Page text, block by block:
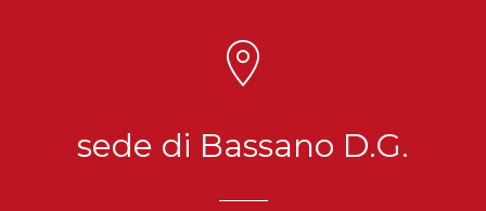
sede di Bassano D.G.